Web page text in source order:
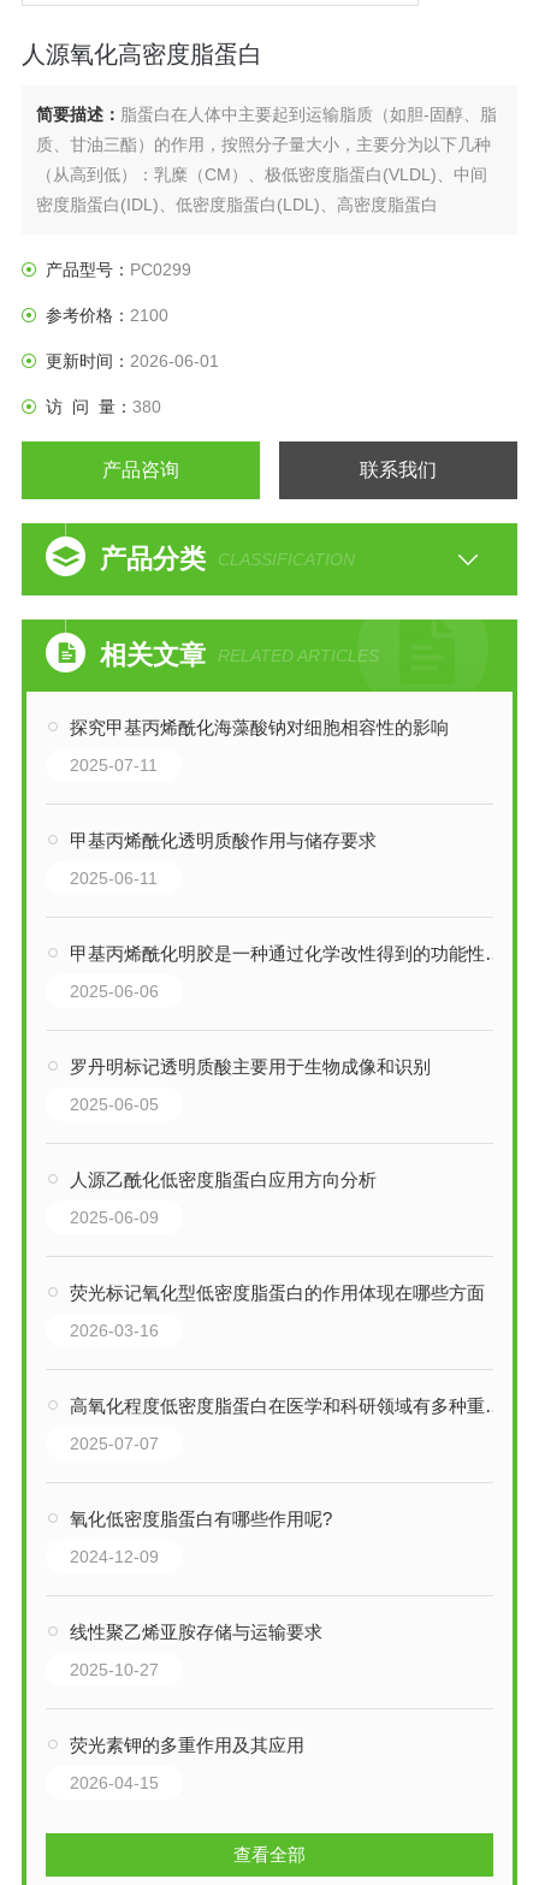
人源氧化高密度脂蛋白
简要描述： 脂蛋白在人体中主要起到运输脂质（如胆-固醇、脂
质、甘油三酯）的作用，按照分子量大小，主要分为以下几种
（从高到低）：乳糜（CM）、极低密度脂蛋白(VLDL)、中间
密度脂蛋白(IDL)、低密度脂蛋白(LDL)、高密度脂蛋白
产品型号： PC0299
参考价格： 2100
更新时间： 2026-06-01
访 问 量： 380
产品咨询 联系我们
产品分类 CLASSIFICATION
相关文章 RELATED ARTICLES
探究甲基丙烯酰化海藻酸钠对细胞相容性的影响
2025-07-11
甲基丙烯酰化透明质酸作用与储存要求
2025-06-11
甲基丙烯酰化明胶是一种通过化学改性得到的功能性生物材料
2025-06-06
罗丹明标记透明质酸主要用于生物成像和识别
2025-06-05
人源乙酰化低密度脂蛋白应用方向分析
2025-06-09
荧光标记氧化型低密度脂蛋白的作用体现在哪些方面
2026-03-16
高氧化程度低密度脂蛋白在医学和科研领域有多种重要应用
2025-07-07
氧化低密度脂蛋白有哪些作用呢?
2024-12-09
线性聚乙烯亚胺存储与运输要求
2025-10-27
荧光素钾的多重作用及其应用
2026-04-15
查看全部